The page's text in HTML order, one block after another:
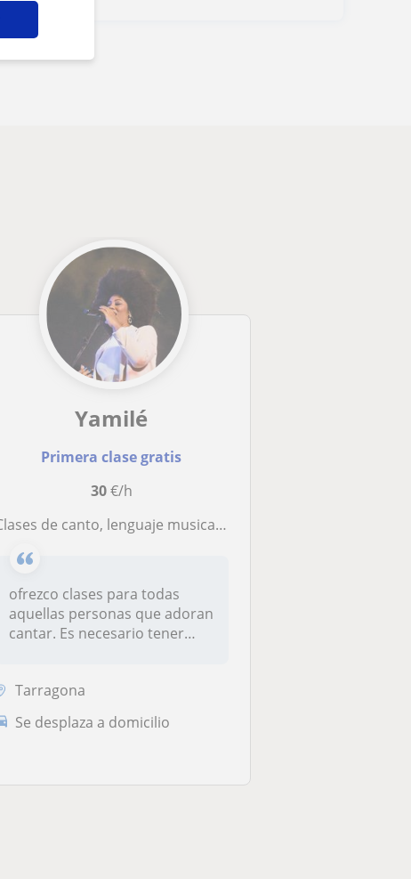
Yamilé
Primera clase gratis
30€/h
Clases de canto, lenguaje musical y piano básico
ofrezco clases para todas
aquellas personas que adoran
cantar. Es necesario tener
Tarragona
Se desplaza a domicilio